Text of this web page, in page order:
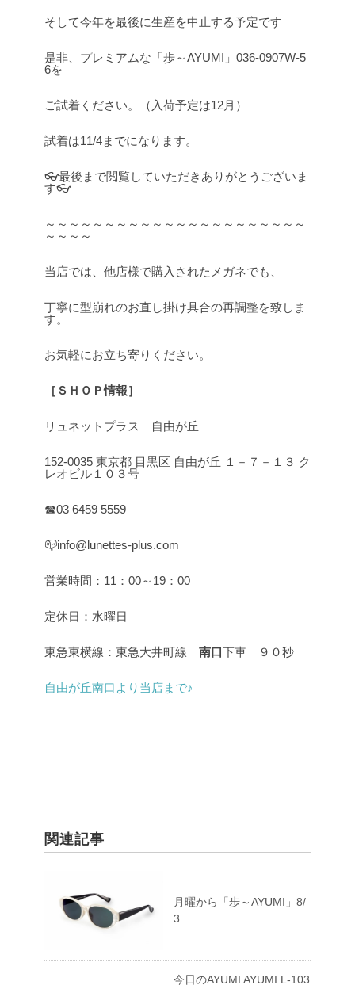
そして今年を最後に生産を中止する予定です
是非、プレミアムな「歩～AYUMI」036-0907W-5
6を
ご試着ください。（入荷予定は12月）
試着は11/4までになります。
👓最後まで閲覧していただきありがとうございま
す👓
～～～～～～～～～～～～～～～～～～～～～～
～～～～
当店では、他店様で購入されたメガネでも、
丁寧に型崩れのお直し掛け具合の再調整を致しま
す。
お気軽にお立ち寄りください。
［ＳＨＯＰ情報］
リュネットプラス 自由が丘
152-0035 東京都 目黒区 自由が丘 １－７－１３ ク
レオビル１０３号
☎03 6459 5559
📪info@lunettes-plus.com
営業時間：11：00～19：00
定休日：水曜日
東急東横線：東急大井町線 南口下車 ９０秒
自由が丘南口より当店まで♪
関連記事
月曜から「歩～AYUMI」8/
3
今日のAYUMI AYUMI L-103